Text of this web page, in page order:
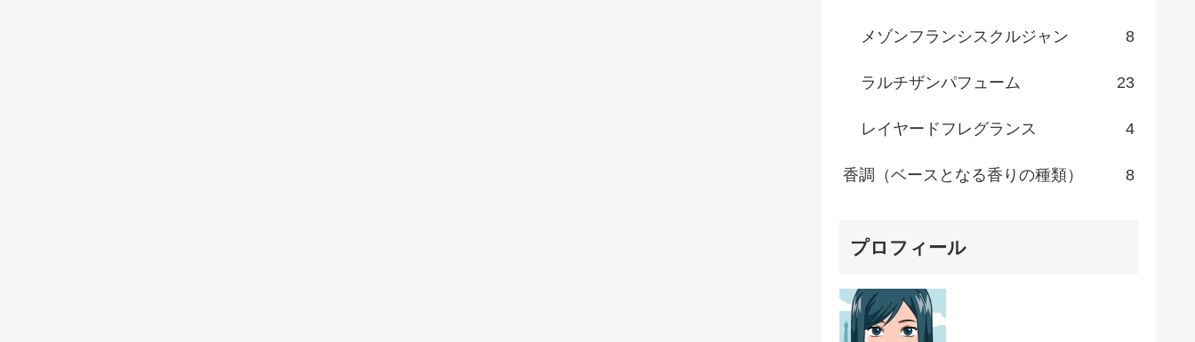
メゾンフランシスクルジャン 8
ラルチザンパフューム 23
レイヤードフレグランス 4
香調（ベースとなる香りの種類） 8
プロフィール